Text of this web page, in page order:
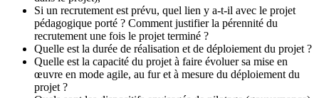
Si un recrutement est prévu, quel lien y a-t-il avec le projet
pédagogique porté ? Comment justifier la pérennité du
recrutement une fois le projet terminé ?
Quelle est la durée de réalisation et de déploiement du projet ?
Quelle est la capacité du projet à faire évoluer sa mise en
œuvre en mode agile, au fur et à mesure du déploiement du
projet ?